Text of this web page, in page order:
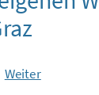
Weiter